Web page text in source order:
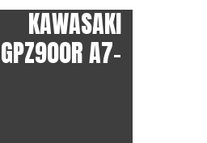
KAWASAKI
GPZ900R A7-